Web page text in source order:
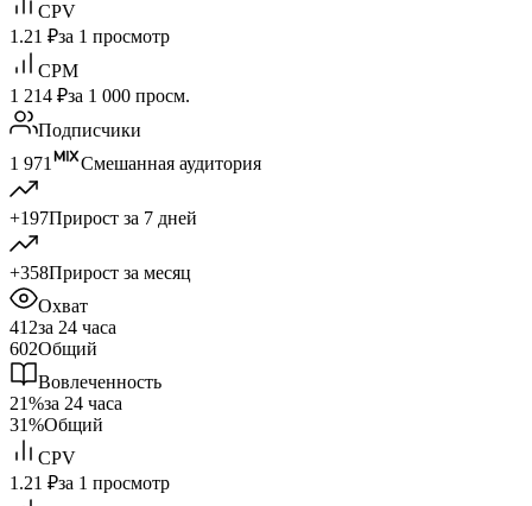
CPV
1.21 ₽за 1 просмотр
CPM
1 214 ₽за 1 000 просм.
Подписчики
1 971
Смешанная аудитория
+197Прирост за 7 дней
+358Прирост за месяц
Охват
412за 24 часа
602Общий
Вовлеченность
21%за 24 часа
31%Общий
CPV
1.21 ₽за 1 просмотр